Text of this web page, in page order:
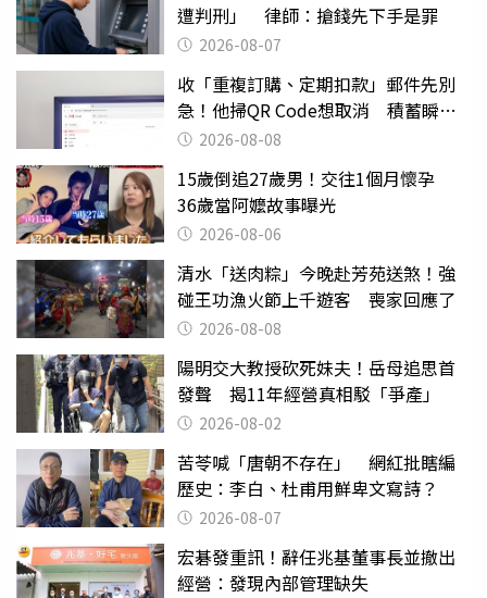
遭判刑」 律師：搶錢先下手是罪
2026-08-07
收「重複訂購、定期扣款」郵件先別
急！他掃QR Code想取消 積蓄瞬間
蒸發2026-08-08
15歲倒追27歲男！交往1個月懷孕
36歲當阿嬤故事曝光
2026-08-06
清水「送肉粽」今晚赴芳苑送煞！強
碰王功漁火節上千遊客 喪家回應了
2026-08-08
陽明交大教授砍死妹夫！岳母追思首
發聲 揭11年經營真相駁「爭產」
2026-08-02
苦苓喊「唐朝不存在」 網紅批瞎編
歷史：李白、杜甫用鮮卑文寫詩？
2026-08-07
宏碁發重訊！辭任兆基董事長並撤出
經營：發現內部管理缺失